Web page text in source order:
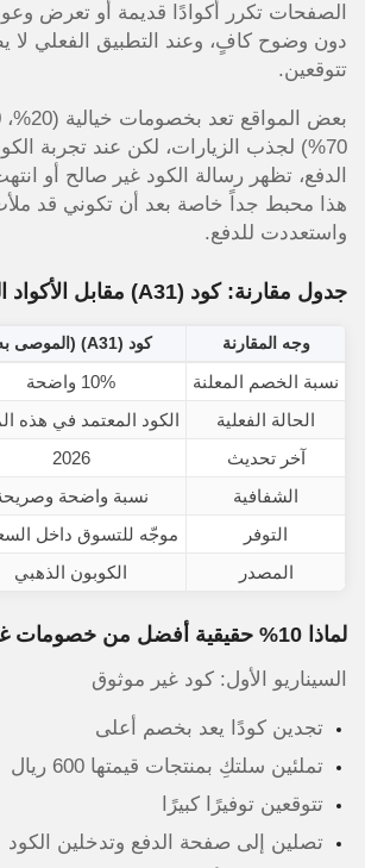
الصفحات تكرر أكوادًا قديمة أو تعرض
دون وضوح كافٍ، وعند التطبيق الفعلي لا
تتوقعين.
70%) لجذب الزيارات، لكن عند تجربة
الدفع، تظهر رسالة الكود غير صالح أو
هذا محبط جداً خاصة بعد أن تكوني قد
واستعددت للدفع.
جدول مقارنة: كود (A31) مقابل الأكواد المنتشرة
وجه المقارنة كود (A31) (الموصى به)
نسبة الخصم المعلنة 10% واضحة
الحالة الفعلية
الكود المعتمد في هذه
آخر تحديث
2026
الشفافية
نسبة واضحة
التوفر
موجّه للتسوق داخل
المصدر
الكوبون الذهبي
لماذا 10% حقيقية أفضل من خصومات غير مؤكدة؟
السيناريو الأول: كود غير موثوق
تجدين كودًا يعد بخصم أعلى
تملئين سلتكِ بمنتجات قيمتها 600 ريال
تتوقعين توفيرًا كبيرًا
تصلين إلى صفحة الدفع وتدخلين الكود